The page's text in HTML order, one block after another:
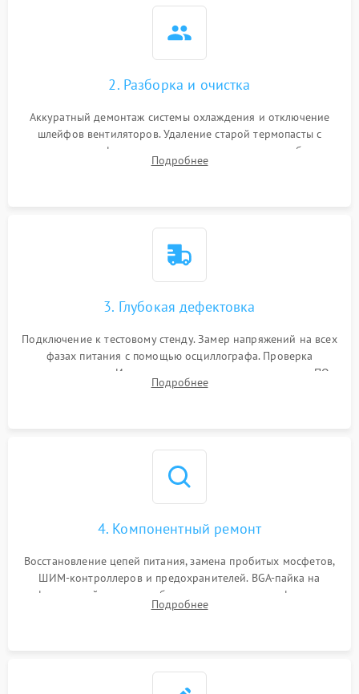
2. Разборка и очистка
Аккуратный демонтаж системы охлаждения и отключение
шлейфов вентиляторов. Удаление старой термопасты с
кристалла графического чипа и термопрокладок с банок
памяти и зоны VRM. Очистка платы от пыли и окислов.
Подробнее
3. Глубокая дефектовка
Подключение к тестовому стенду. Замер напряжений на всех
фазах питания с помощью осциллографа. Проверка
инициализации. Использование специализированного ПО
MATS
Подробнее
4. Компонентный ремонт
Восстановление цепей питания, замена пробитых мосфетов,
ШИМ-контроллеров и предохранителей. BGA-пайка на
инфракрасной станции реболлинг или замена графического
чипа и дефектной памяти GDDR. Прошивка BIOS
Подробнее